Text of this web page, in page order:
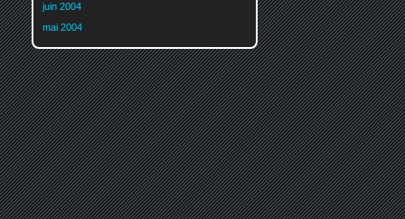
juin 2004
mai 2004